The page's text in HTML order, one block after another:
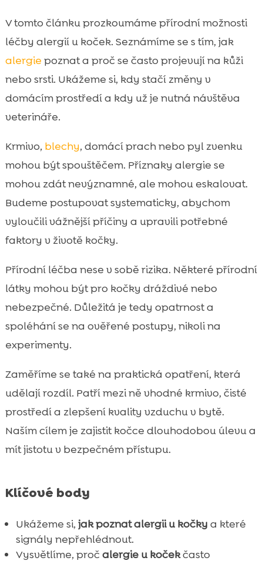
možnosti a očekávatelné výsledky
 Strava jako základ: hypoalergenní krmivo
a eliminační režim

CricksyCat krmivo pro kočky jako chytrá
volba při alergiích
Domácí prostředí bez alergenů: úklid,
 Péče o srst a kůži při alergiích: šetrná rutina

Paraziti a blechy jako častý spouštěč
alergických reakcí
Stres a alergie: jak psychika ovlivňuje kůži a
imunitu
Kočičí stelivo a alergie: proč záleží na
složení a prašnosti
Závěr
FAQ
V tomto článku prozkoumáme přírodní možnosti
léčby alergií u koček. Seznámíme se s tím, jak
alergie poznat a proč se často projevují na kůži
nebo srsti. Ukážeme si, kdy stačí změny v
domácím prostředí a kdy už je nutná návštěva
veterináře.
Krmivo, blechy, domácí prach nebo pyl zvenku
mohou být spouštěčem. Příznaky alergie se
mohou zdát nevýznamné, ale mohou eskalovat.
Budeme postupovat systematicky, abychom
vyloučili vážnější příčiny a upravili potřebné
faktory v životě kočky.
Přírodní léčba nese v sobě rizika. Některé přírodní
látky mohou být pro kočky dráždivé nebo
nebezpečné. Důležitá je tedy opatrnost a
spoléhání se na ověřené postupy, nikoli na
experimenty.
Zaměříme se také na praktická opatření, která
udělají rozdíl. Patří mezi ně vhodné krmivo, čisté
prostředí a zlepšení kvality vzduchu v bytě.
Naším cílem je zajistit kočce dlouhodobou úlevu a
mít jistotu v bezpečném přístupu.
Klíčové body
Ukážeme si, jak poznat alergii u kočky a které
signály nepřehlédnout.
Vysvětlíme, proč alergie u kočekčasto